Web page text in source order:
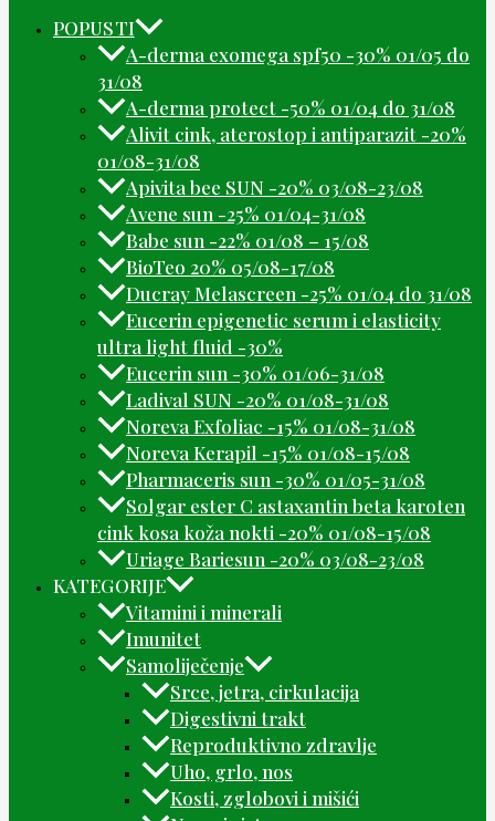
POPUSTI
A-derma exomega spf50 -30% 01/05 do
31/08
A-derma protect -50% 01/04 do 31/08
Alivit cink, aterostop i antiparazit -20%
01/08-31/08
Apivita bee SUN -20% 03/08-23/08
Avene sun -25% 01/04-31/08
Babe sun -22% 01/08 – 15/08
BioTeo 20% 05/08-17/08
Ducray Melascreen -25% 01/04 do 31/08
Eucerin epigenetic serum i elasticity
ultra light fluid -30%
Eucerin sun -30% 01/06-31/08
Ladival SUN -20% 01/08-31/08
Noreva Exfoliac -15% 01/08-31/08
Noreva Kerapil -15% 01/08-15/08
Pharmaceris sun -30% 01/05-31/08
Solgar ester C astaxantin beta karoten
cink kosa koža nokti -20% 01/08-15/08
Uriage Bariesun -20% 03/08-23/08
KATEGORIJE
Vitamini i minerali
Imunitet
Samoliječenje
Srce, jetra, cirkulacija
Digestivni trakt
Reproduktivno zdravlje
Uho, grlo, nos
Kosti, zglobovi i mišići